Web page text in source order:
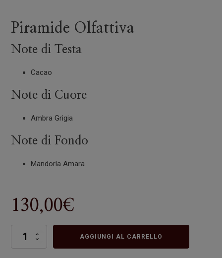
Piramide Olfattiva
Note di Testa
Cacao
Note di Cuore
Ambra Grigia
Note di Fondo
Mandorla Amara
130,00€
Zeta
AGGIUNGI AL CARRELLO